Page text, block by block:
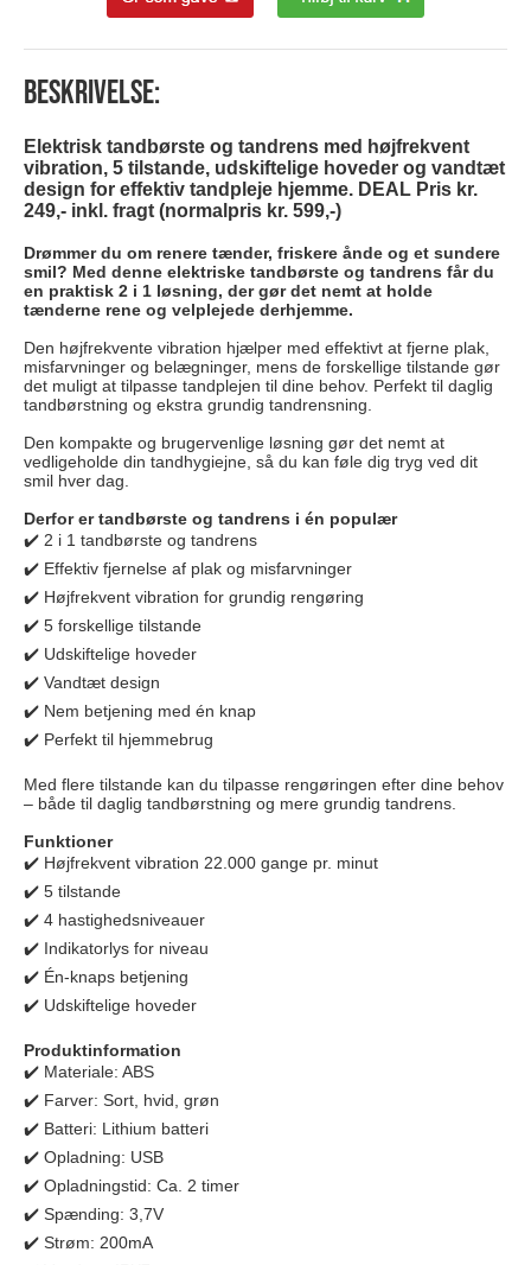
Beskrivelse:
Elektrisk tandbørste og tandrens med højfrekvent
vibration, 5 tilstande, udskiftelige hoveder og vandtæt
design for effektiv tandpleje hjemme. DEAL Pris kr.
249,- inkl. fragt (normalpris kr. 599,-)
Drømmer du om renere tænder, friskere ånde og et sundere
smil? Med denne elektriske tandbørste og tandrens får du
en praktisk 2 i 1 løsning, der gør det nemt at holde
tænderne rene og velplejede derhjemme.
Den højfrekvente vibration hjælper med effektivt at fjerne plak,
misfarvninger og belægninger, mens de forskellige tilstande gør
det muligt at tilpasse tandplejen til dine behov. Perfekt til daglig
tandbørstning og ekstra grundig tandrensning.
Den kompakte og brugervenlige løsning gør det nemt at
vedligeholde din tandhygiejne, så du kan føle dig tryg ved dit
smil hver dag.
Derfor er tandbørste og tandrens i én populær
✔️ 2 i 1 tandbørste og tandrens
✔️ Effektiv fjernelse af plak og misfarvninger
✔️ Højfrekvent vibration for grundig rengøring
✔️ 5 forskellige tilstande
✔️ Udskiftelige hoveder
✔️ Vandtæt design
✔️ Nem betjening med én knap
✔️ Perfekt til hjemmebrug
Med flere tilstande kan du tilpasse rengøringen efter dine behov
– både til daglig tandbørstning og mere grundig tandrens.
Funktioner
✔️ Højfrekvent vibration 22.000 gange pr. minut
✔️ 5 tilstande
✔️ 4 hastighedsniveauer
✔️ Indikatorlys for niveau
✔️ Én-knaps betjening
✔️ Udskiftelige hoveder
Produktinformation
✔️ Materiale: ABS
✔️ Farver: Sort, hvid, grøn
✔️ Batteri: Lithium batteri
✔️ Opladning: USB
✔️ Opladningstid: Ca. 2 timer
✔️ Spænding: 3,7V
✔️ Strøm: 200mA